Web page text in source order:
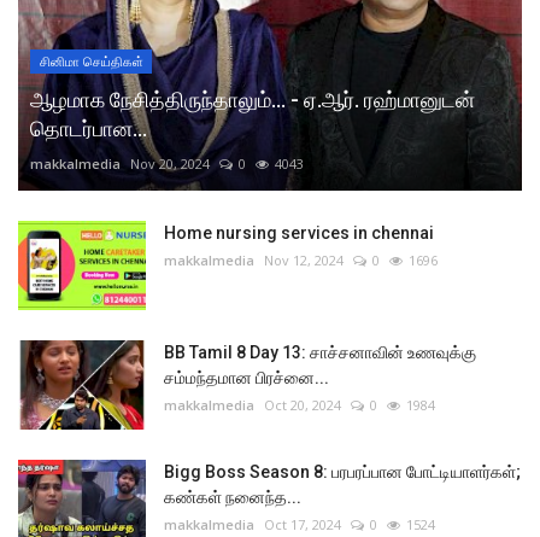
சினிமா செய்திகள்
ஆழமாக நேசித்திருந்தாலும்... - ஏ.ஆர். ரஹ்மானுடன்
தொடர்பான...
makkalmedia Nov 20, 2024 0 4043
Home nursing services in chennai
makkalmedia Nov 12, 2024 0 1696
BB Tamil 8 Day 13: சாச்சனாவின் உணவுக்கு
சம்மந்தமான பிரச்னை...
makkalmedia Oct 20, 2024 0 1984
Bigg Boss Season 8: பரபரப்பான போட்டியாளர்கள்;
கண்கள் நனைந்த...
makkalmedia Oct 17, 2024 0 1524